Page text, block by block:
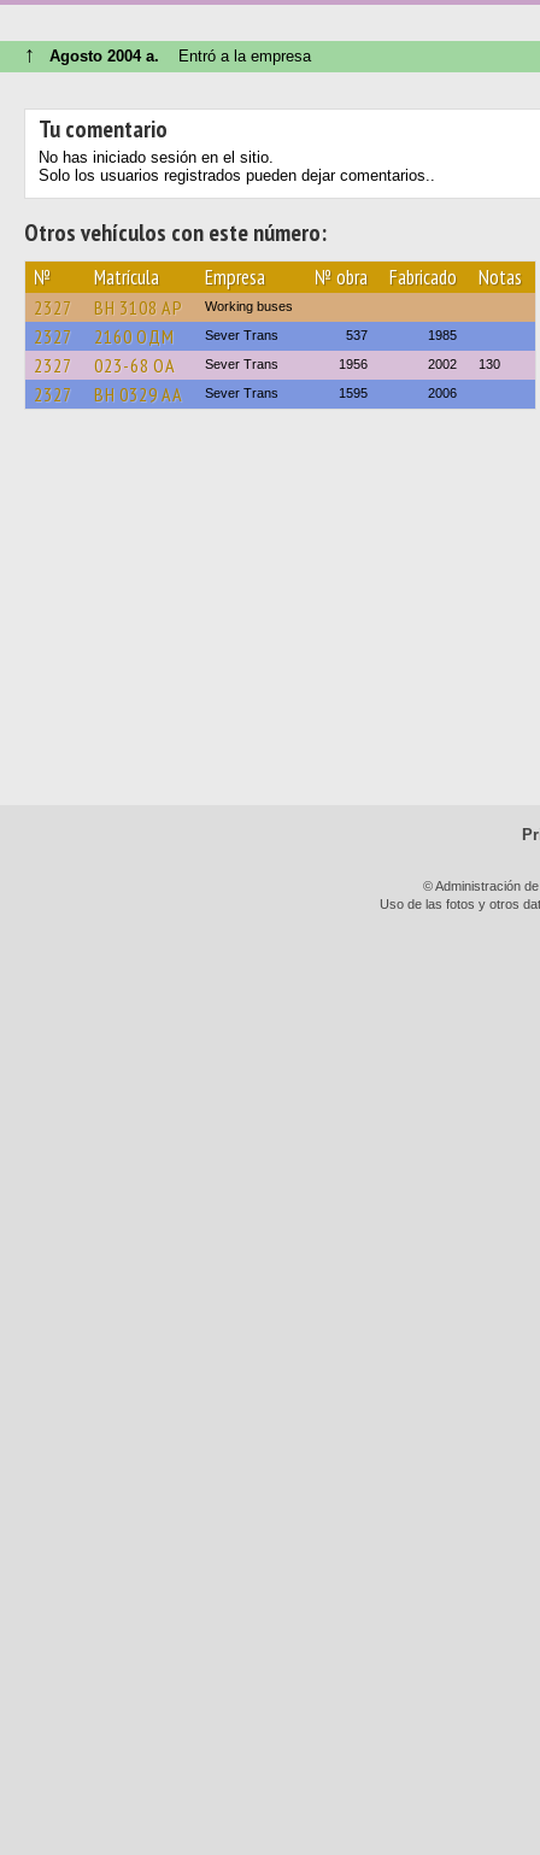
↑ Agosto 2004 a. Entró a la empresa
Tu comentario
No has iniciado sesión en el sitio.
Solo los usuarios registrados pueden dejar comentarios..
Otros vehículos con este número:
№ Matrícula Empresa № obra Fabricado Notas
2327 BH 3108 AP Working buses
2327 2160 ОДМ Sever Trans 537 1985
2327 023-68 ОА Sever Trans 1956 2002 130
2327 BH 0329 AA Sever Trans 1595 2006
© Administración
Uso de las fotos y otros